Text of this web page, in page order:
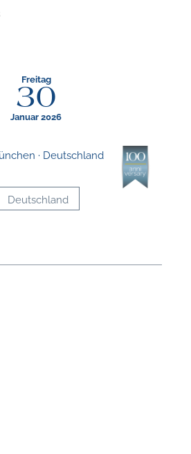
Freitag
30
Januar 2026
· Deutschland
Deutschland